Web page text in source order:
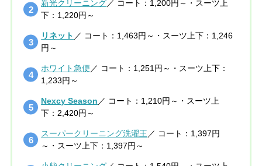
新光クリーニング／ コート：1,200円～・スーツ上
下：1,220円～
リネット ／ コート：1,463円～・スーツ上下：1,246
円～
ホワイト急便 ／ コート：1,251円～・スーツ上下：
1,233円～
Nexcy Season ／ コート：1,210円～・スーツ上
下：2,420円～
スーパークリーニング洗濯王 ／ コート：1,397円
～・スーツ上下：1,397円～